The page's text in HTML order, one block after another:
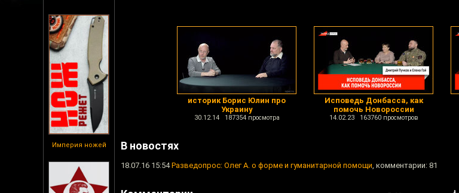
Империя ножей
историк Борис Юлин про
Украину
30.12.14 187354 просмотра
Исповедь Донбасса, как
помочь Новороссии
14.02.23 163760 просмотров
В новостях
18.07.16 15:54Разведопрос: Олег А. о форме и гуманитарной помощи, комментарии: 81